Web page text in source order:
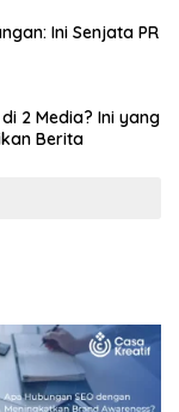
Ini Senjata PR
2 Media? Ini yang
Berita